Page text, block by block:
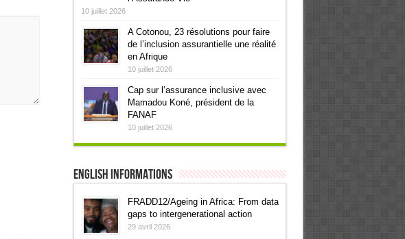
10 juillet 2026
A Cotonou, 23 résolutions pour faire
de l’inclusion assurantielle une réalité
en Afrique
10 juillet 2026
Cap sur l’assurance inclusive avec
Mamadou Koné, président de la
FANAF
10 juillet 2026
English informations
FRADD12/Ageing in Africa: From data
gaps to intergenerational action
29 avril 2026